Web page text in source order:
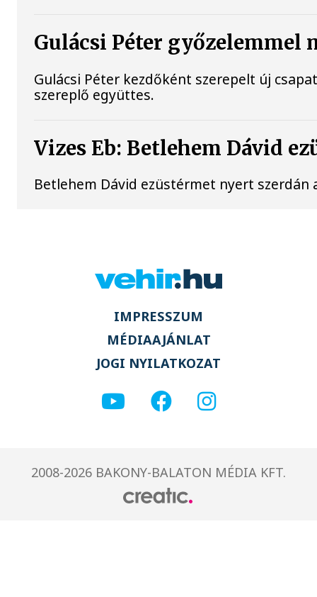
Gulácsi Péter
Gulácsi Péter kezdőként szerepelt új
szereplő együttes.
Vizes Eb: Betlehem Dávid
Betlehem Dávid ezüstérmet nyert
IMPRESSZUM
MÉDIAAJÁNLAT
JOGI NYILATKOZAT
2008-2026 BAKONY-BALATON MÉDIA KFT.